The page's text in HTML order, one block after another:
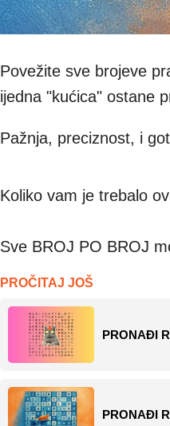
Povežite sve brojeve
ijedna "kućica" ostane
Pažnja, preciznost, i
Koliko vam je trebalo
Sve BROJ PO BROJ
PROČITAJ JOŠ
PRONAĐI
PRONAĐI